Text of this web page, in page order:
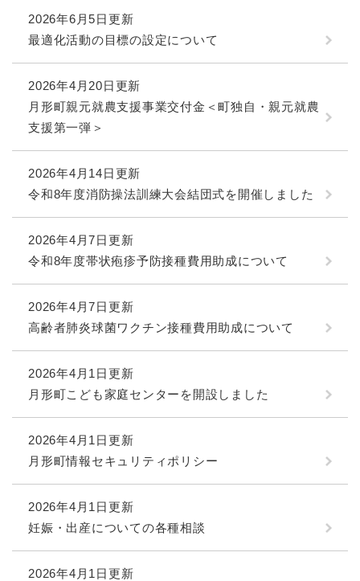
2026年6月5日更新
最適化活動の目標の設定について
2026年4月20日更新
月形町親元就農支援事業交付金＜町独自・親元就農
支援第一弾＞
2026年4月14日更新
令和8年度消防操法訓練大会結団式を開催しました
2026年4月7日更新
令和8年度帯状疱疹予防接種費用助成について
2026年4月7日更新
高齢者肺炎球菌ワクチン接種費用助成について
2026年4月1日更新
月形町こども家庭センターを開設しました
2026年4月1日更新
月形町情報セキュリティポリシー
2026年4月1日更新
妊娠・出産についての各種相談
2026年4月1日更新